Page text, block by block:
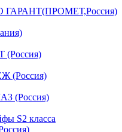
ГАРАНТ(ПРОМЕТ,Россия)
(Россия)
(Россия)
(Россия)
S2 класса